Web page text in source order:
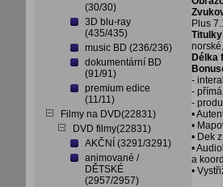
(30/30)
3D blu-ray
(435/435)
music BD (236/236)
dokumentární BD
(91/91)
premium edice
(11/11)
Filmy na DVD(22831)
DVD filmy(22831)
AKČNÍ (3291/3291)
animované /
DĚTSKÉ
(2957/2957)
Plus
Délka
-
-
-
•
•
• Dek
•
a
•